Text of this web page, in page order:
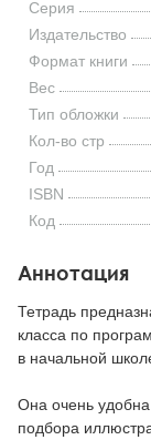
Серия
Издательство
Формат книги
Вес
Тип обложки
Кол-во стр
Год
ISBN
Код
Аннотация
Тетрадь
класса по
в начальной
Она очень удобна
подбора